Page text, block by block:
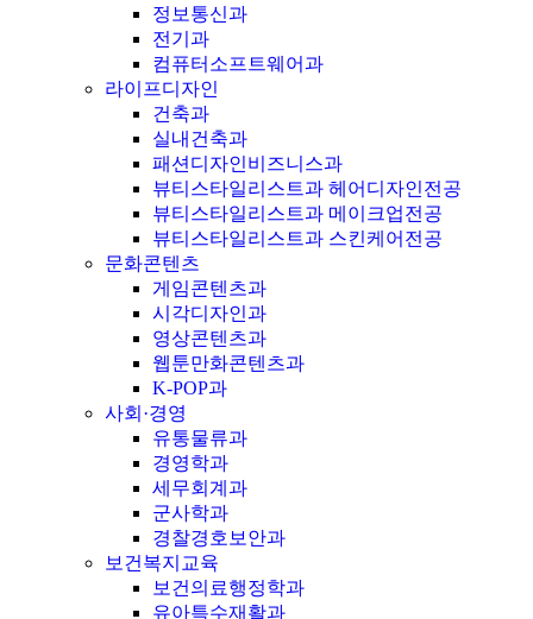
정보통신과
전기과
컴퓨터소프트웨어과
라이프디자인
건축과
실내건축과
패션디자인비즈니스과
뷰티스타일리스트과 헤어디자인전공
뷰티스타일리스트과 메이크업전공
뷰티스타일리스트과 스킨케어전공
문화콘텐츠
게임콘텐츠과
시각디자인과
영상콘텐츠과
웹툰만화콘텐츠과
K-POP과
사회·경영
유통물류과
경영학과
세무회계과
군사학과
경찰경호보안과
보건복지교육
보건의료행정학과
유아특수재활과